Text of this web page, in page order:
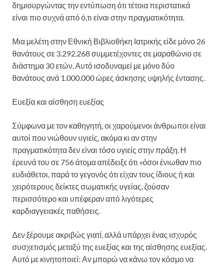
δημιουργώντας την εντύπωση ότι τέτοια περιστατικά
είναι πιο συχνά από ό,τι είναι στην πραγματικότητα.
Μια μελέτη στην Εθνική Βιβλιοθήκη Ιατρικής είδε μόνο 26
θανάτους σε 3.292.268 συμμετέχοντες σε μαραθώνιο σε
διάστημα 30 ετών. Αυτό ισοδυναμεί με μόνο δύο
θανάτους ανά 1.000.000 ώρες άσκησης υψηλής έντασης.
Ευεξία και αίσθηση ευεξίας
Σύμφωνα με τον καθηγητή, οι χαρούμενοι άνθρωποι είναι
αυτοί που νιώθουν υγιείς, ακόμα κι αν στην
πραγματικότητα δεν είναι τόσο υγιείς στην πράξη. Η
έρευνά του σε 756 άτομα απέδειξε ότι «όσοι ένιωθαν πιο
ευδιάθετοι, παρά το γεγονός ότι είχαν τους ίδιους ή και
χειρότερους δείκτες σωματικής υγείας, ζούσαν
περισσότερο και υπέφεραν από λιγότερες
καρδιαγγειακές παθήσεις.
Δεν ξέρουμε ακριβώς γιατί, αλλά υπάρχει ένας ισχυρός
συσχετισμός μεταξύ της ευεξίας και της αίσθησης ευεξίας.
Αυτό με κινητοποιεί: Αν μπορώ να κάνω τον κόσμο να